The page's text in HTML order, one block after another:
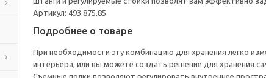
Артикул: 493.875.85
Подробнее о товаре
При необходимости эту комбинацию для хранения легко
интерьера, или вы можете создать решение для хранения
Съемные полки позволяют регулировать внутреннее